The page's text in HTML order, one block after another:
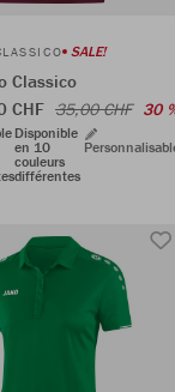
SALE!
Classico
CHF 35,00 CHF 30
Disponible
en 10
couleurs
différentes